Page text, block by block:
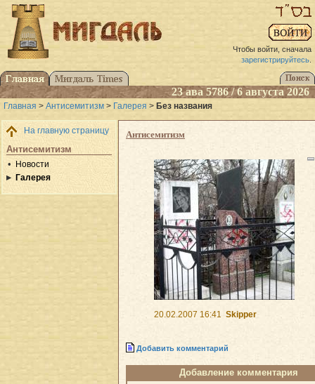
Чтобы войти, сначала
зарегистрируйтесь.
23 ава 5786 / 6 августа 2026
Главная > Антисемитизм > Галерея > Без названия
На главную страницу
Антисемитизм
Новости
Галерея
Антисемитизм
20.02.2007 16:41 Skipper
Добавить комментарий
Добавление комментария